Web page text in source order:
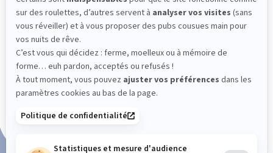
Marque Française
Service client à votre écoute
Paiement en 3x ou 4x sans frais